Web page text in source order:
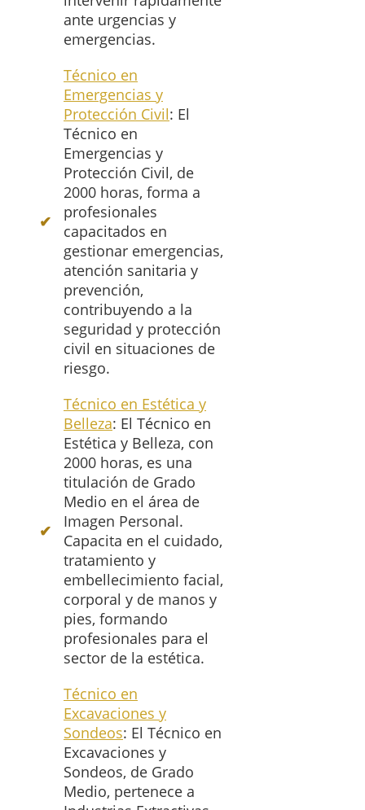
ante urgencias y
emergencias.
Técnico en
Emergencias y
Protección Civil: El
Técnico en
Emergencias y
Protección Civil, de
2000 horas, forma a
profesionales
capacitados en
gestionar emergencias,
atención sanitaria y
prevención,
contribuyendo a la
seguridad y protección
civil en situaciones de
riesgo.
Técnico en Estética y
Belleza: El Técnico en
Estética y Belleza, con
2000 horas, es una
titulación de Grado
Medio en el área de
Imagen Personal.
Capacita en el cuidado,
tratamiento y
embellecimiento facial,
corporal y de manos y
pies, formando
profesionales para el
sector de la estética.
Técnico en
Excavaciones y
Sondeos: El Técnico en
Excavaciones y
Sondeos, de Grado
Medio, pertenece a